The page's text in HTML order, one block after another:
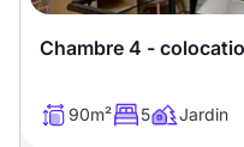
Chambre 4 -
90m² 5 Jardin